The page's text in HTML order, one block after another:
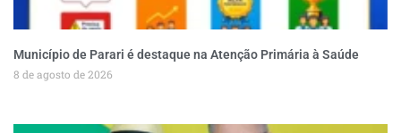
Município de Parari é destaque na Atenção Primária à Saúde
8 de agosto de 2026